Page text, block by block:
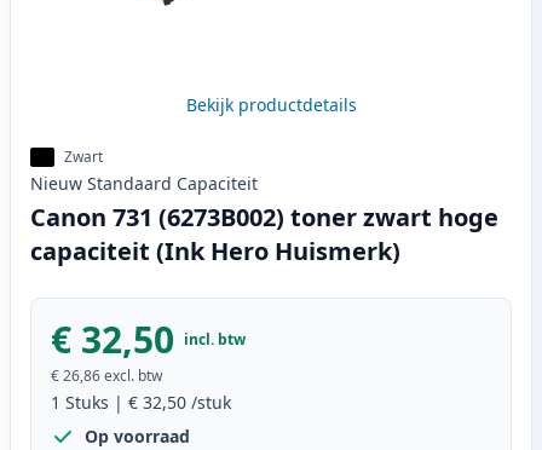
Bekijk productdetails
Zwart
Nieuw Standaard Capaciteit
Canon 731 (6273B002) toner zwart hoge
capaciteit (Ink Hero Huismerk)
€ 32,50 incl. btw
€ 26,86excl. btw
1 Stuks | € 32,50 /stuk
Op voorraad